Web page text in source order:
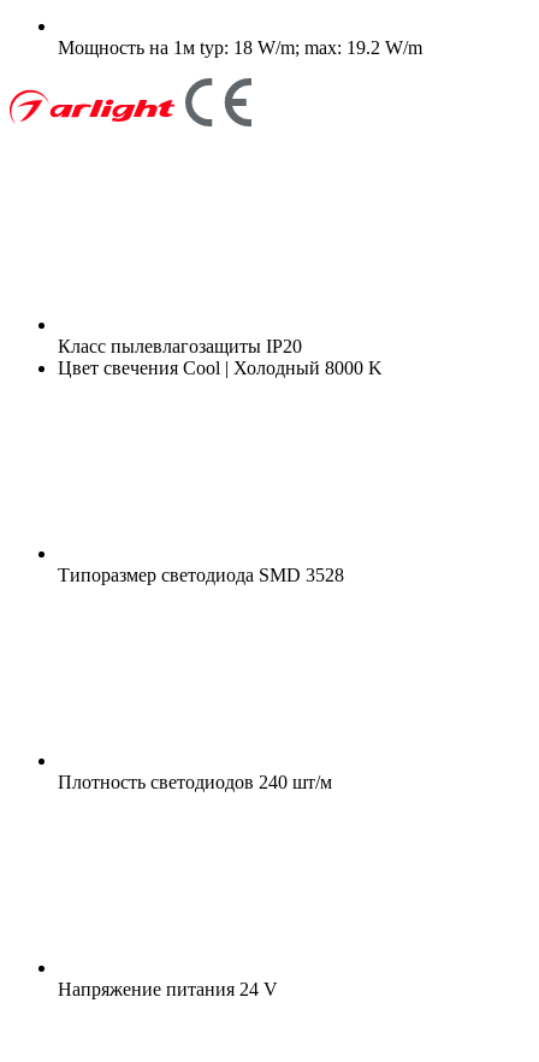
Мощность на 1м typ: 18 W/m; max: 19.2 W/m
Класс пылевлагозащиты IP20
Цвет свечения Cool | Холодный 8000 K
Типоразмер светодиода SMD 3528
Плотность светодиодов 240 шт/м
Напряжение питания 24 V